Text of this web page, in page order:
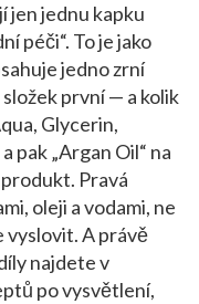
jen jednu kapku
péči“. To je jako
jedno zrní
první — a kolik
Glycerin,
pak „Argan Oil“ na
Pravá
oleji a vodami, ne
vyslovit. A právě
najdete v
po vysvětlení,